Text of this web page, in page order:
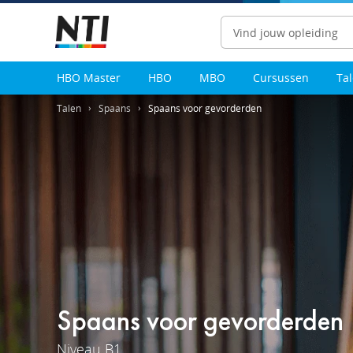
Zoeken
HBO Master HBO MBO Cursussen
Talen Spaans Spaans voor gevorderden
Spaans voor gevorderden
Niveau B1